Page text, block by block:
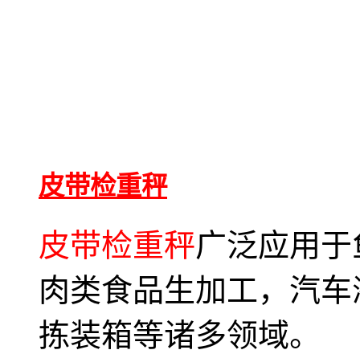
皮带检重秤
皮带检重秤广泛应用
肉类食品生加工，汽
拣装箱等诸多领域。